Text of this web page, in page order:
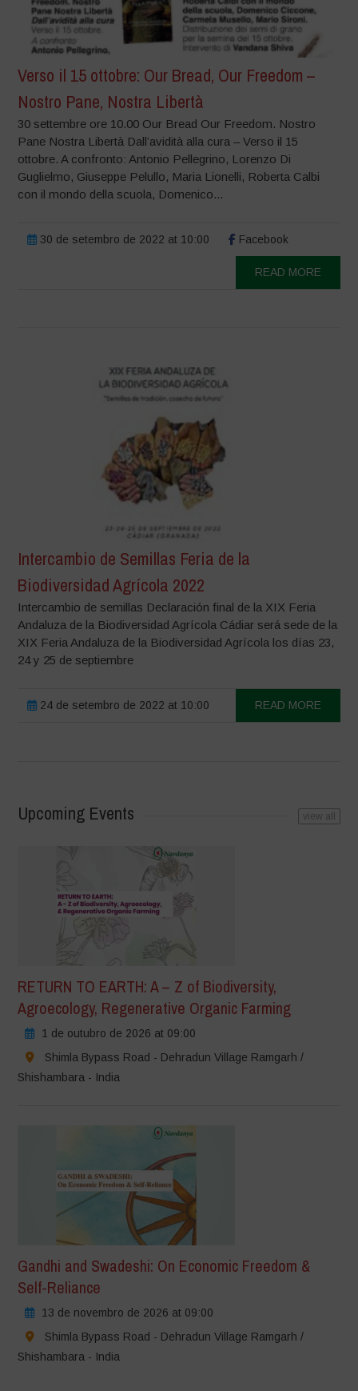
Verso il 15 ottobre: Our Bread, Our Freedom –
Nostro Pane, Nostra Libertà
30 settembre ore 10.00 Our Bread Our Freedom. Nostro
Pane Nostra Libertà Dall’avidità alla cura – Verso il 15
ottobre. A confronto: Antonio Pellegrino, Lorenzo Di
Guglielmo, Giuseppe Pelullo, Maria Lionelli, Roberta Calbi
con il mondo della scuola, Domenico...
30 de setembro de 2022 at 10:00 Facebook
READ MORE
Intercambio de Semillas Feria de la
Biodiversidad Agrícola 2022
Intercambio de semillas Declaración final de la XIX Feria
Andaluza de la Biodiversidad Agrícola Cádiar será sede de la
XIX Feria Andaluza de la Biodiversidad Agrícola los días 23,
24 y 25 de septiembre
24 de setembro de 2022 at 10:00 READ MORE
Upcoming Events view all
RETURN TO EARTH: A – Z of Biodiversity,
Agroecology, Regenerative Organic Farming
1 de outubro de 2026 at 09:00
Shimla Bypass Road - Dehradun Village Ramgarh /
Shishambara - India
Gandhi and Swadeshi: On Economic Freedom &
Self-Reliance
13 de novembro de 2026 at 09:00
Shimla Bypass Road - Dehradun Village Ramgarh /
Shishambara - India